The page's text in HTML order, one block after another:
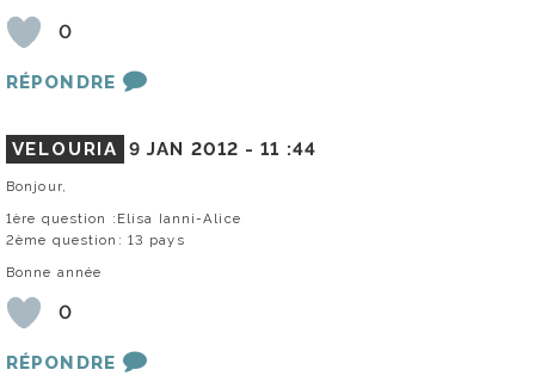
0
RÉPONDRE
VELOURIA 9 JAN 2012 -11 :44
Bonjour,
1ère question :Elisa Ianni-Alice
2ème question: 13 pays
Bonne année
0
RÉPONDRE